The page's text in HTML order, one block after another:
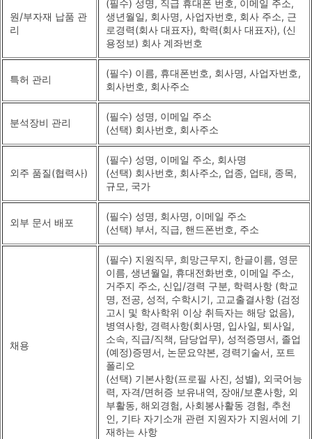
원/부자재 납품 관
리
(필수) 성명, 직급 휴대폰 번호, 이메일 주소,
생년월일, 회사명, 사업자번호, 회사 주소, 근
로경력(회사 대표자), 학력(회사 대표자), (신
용정보) 회사 계좌번호
특허 관리
(필수) 이름, 휴대폰번호, 회사명, 사업자번호,
회사번호, 회사주소
분석장비 관리
(필수) 성명, 이메일 주소
(선택) 회사번호, 회사주소
외주 품질(협력사)
(필수) 성명, 이메일 주소, 회사명
(선택) 회사번호, 회사주소, 업종, 업태, 종목,
규모, 국가
외부 문서 배포
(필수) 성명, 회사명, 이메일 주소
(선택) 부서, 직급, 핸드폰번호, 주소
채용
(필수) 지원직무, 희망근무지, 한글이름, 영문
이름, 생년월일, 휴대전화번호, 이메일 주소,
거주지 주소, 신입/경력 구분, 학력사항 (학교
명, 전공, 성적, 수학시기, 고교출결사항 (검정
고시 및 학사학위 이상 취득자는 해당 없음),
병역사항, 경력사항(회사명, 입사일, 퇴사일,
소속, 직급/직책, 담당업무), 성적증명서, 졸업
(예정)증명서, 논문요약본, 경력기술서, 포트
폴리오
(선택) 기본사항(프로필 사진, 성별), 외국어능
력, 자격/면허증 보유내역, 장애/보훈사항, 외
부활동, 해외경험, 사회봉사활동 경험, 추천
인, 기타 자기소개 관련 지원자가 지원서에 기
재하는 사항